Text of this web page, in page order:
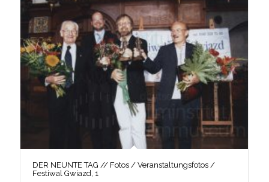
DER NEUNTE TAG // Fotos / Veranstaltungsfotos /
Festiwal Gwiazd, 1